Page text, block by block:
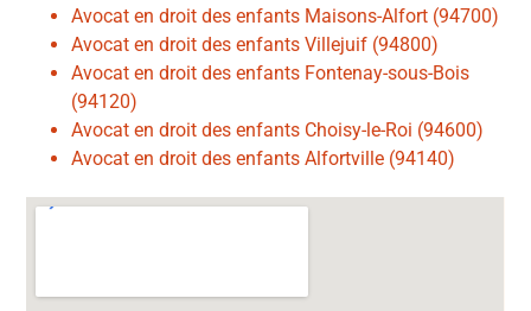
Avocat en droit des enfants Maisons-Alfort (94700)
Avocat en droit des enfants Villejuif (94800)
Avocat en droit des enfants Fontenay-sous-Bois
(94120)
Avocat en droit des enfants Choisy-le-Roi (94600)
Avocat en droit des enfants Alfortville (94140)